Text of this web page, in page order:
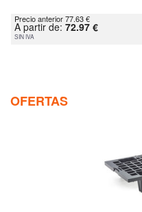
Precio anterior 77.63 €
A partir de: 72.97 €
SIN IVA
OFERTAS